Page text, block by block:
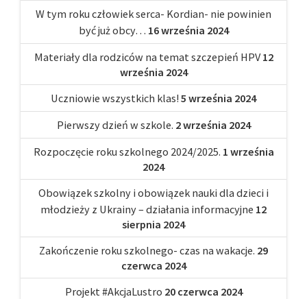
W tym roku człowiek serca- Kordian- nie powinien
być już obcy… 16 września 2024
Materiały dla rodziców na temat szczepień HPV 12
września 2024
Uczniowie wszystkich klas! 5 września 2024
Pierwszy dzień w szkole. 2 września 2024
Rozpoczęcie roku szkolnego 2024/2025. 1 września
2024
Obowiązek szkolny i obowiązek nauki dla dzieci i
młodzieży z Ukrainy – działania informacyjne 12
sierpnia 2024
Zakończenie roku szkolnego- czas na wakacje. 29
czerwca 2024
Projekt #AkcjaLustro 20 czerwca 2024